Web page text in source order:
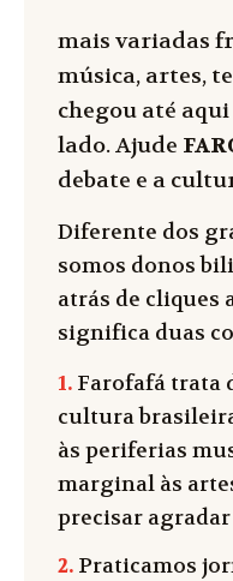
mais variadas
música, artes,
chegou até
lado. Ajude
debate e a
Diferente dos
somos donos
atrás de cliques
significa duas
1. Farofafá trata
cultura
às periferias
marginal às
precisar
2. Praticamos